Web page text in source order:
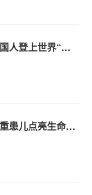
《榜样9》｜覃大清：让中国人登上世界“水电珠峰”
《榜样9》｜钱素云：为危重患儿点亮生命之光